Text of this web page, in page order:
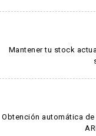
Mantener tu stock
Obtención automática